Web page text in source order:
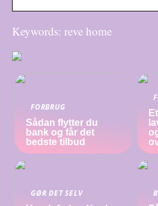
Keywords: reve home
FORBRUG
Sådan flytter du
bank og får det
bedste tilbud
GØR DET SELV